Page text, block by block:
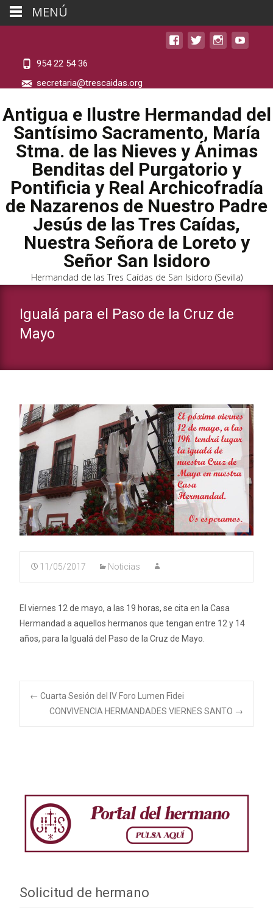
954 22 54 36
secretaria@trescaidas.org
Antigua e Ilustre Hermandad del
Santísimo Sacramento, María
Stma. de las Nieves y Ánimas
Benditas del Purgatorio y
Pontificia y Real Archicofradía
de Nazarenos de Nuestro Padre
Jesús de las Tres Caídas,
Nuestra Señora de Loreto y
Señor San Isidoro
Hermandad de las Tres Caídas de San Isidoro (Sevilla)
Igualá para el Paso de la Cruz de
Mayo
11/05/2017 Noticias
El viernes 12 de mayo, a las 19 horas, se cita en la Casa
Hermandad a aquellos hermanos que tengan entre 12 y 14
años, para la Igualá del Paso de la Cruz de Mayo.
Navegación
← Cuarta Sesión del IV Foro Lumen Fidei
CONVIVENCIA HERMANDADES VIERNES SANTO →
Solicitud de hermano
MENÚ